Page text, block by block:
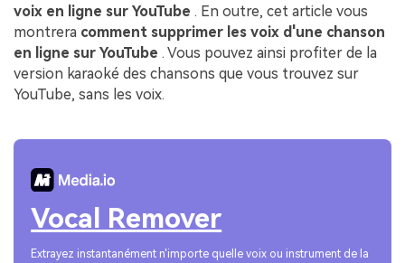
voix en ligne sur YouTube . En outre, cet article vous
montrera comment supprimer les voix d'une chanson
en ligne sur YouTube . Vous pouvez ainsi profiter de la
version karaoké des chansons que vous trouvez sur
YouTube, sans les voix.
Vocal Remover
Extrayez instantanément n'importe quelle voix ou instrument de la